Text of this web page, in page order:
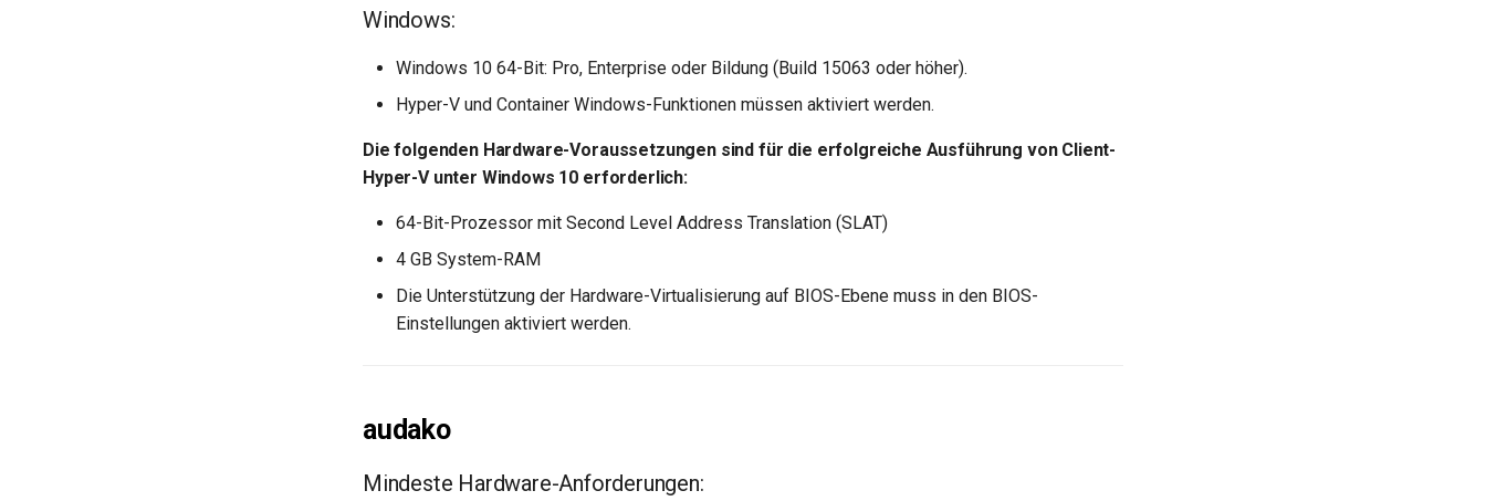
Windows:
Windows 10 64-Bit: Pro, Enterprise oder Bildung (Build 15063 oder höher).
Hyper-V und Container Windows-Funktionen müssen aktiviert werden.
Die folgenden Hardware-Voraussetzungen sind für die erfolgreiche Ausführung von Client-
Hyper-V unter Windows 10 erforderlich:
64-Bit-Prozessor mit Second Level Address Translation (SLAT)
4 GB System-RAM
Die Unterstützung der Hardware-Virtualisierung auf BIOS-Ebene muss in den BIOS-
Einstellungen aktiviert werden.
audako
Mindeste Hardware-Anforderungen: